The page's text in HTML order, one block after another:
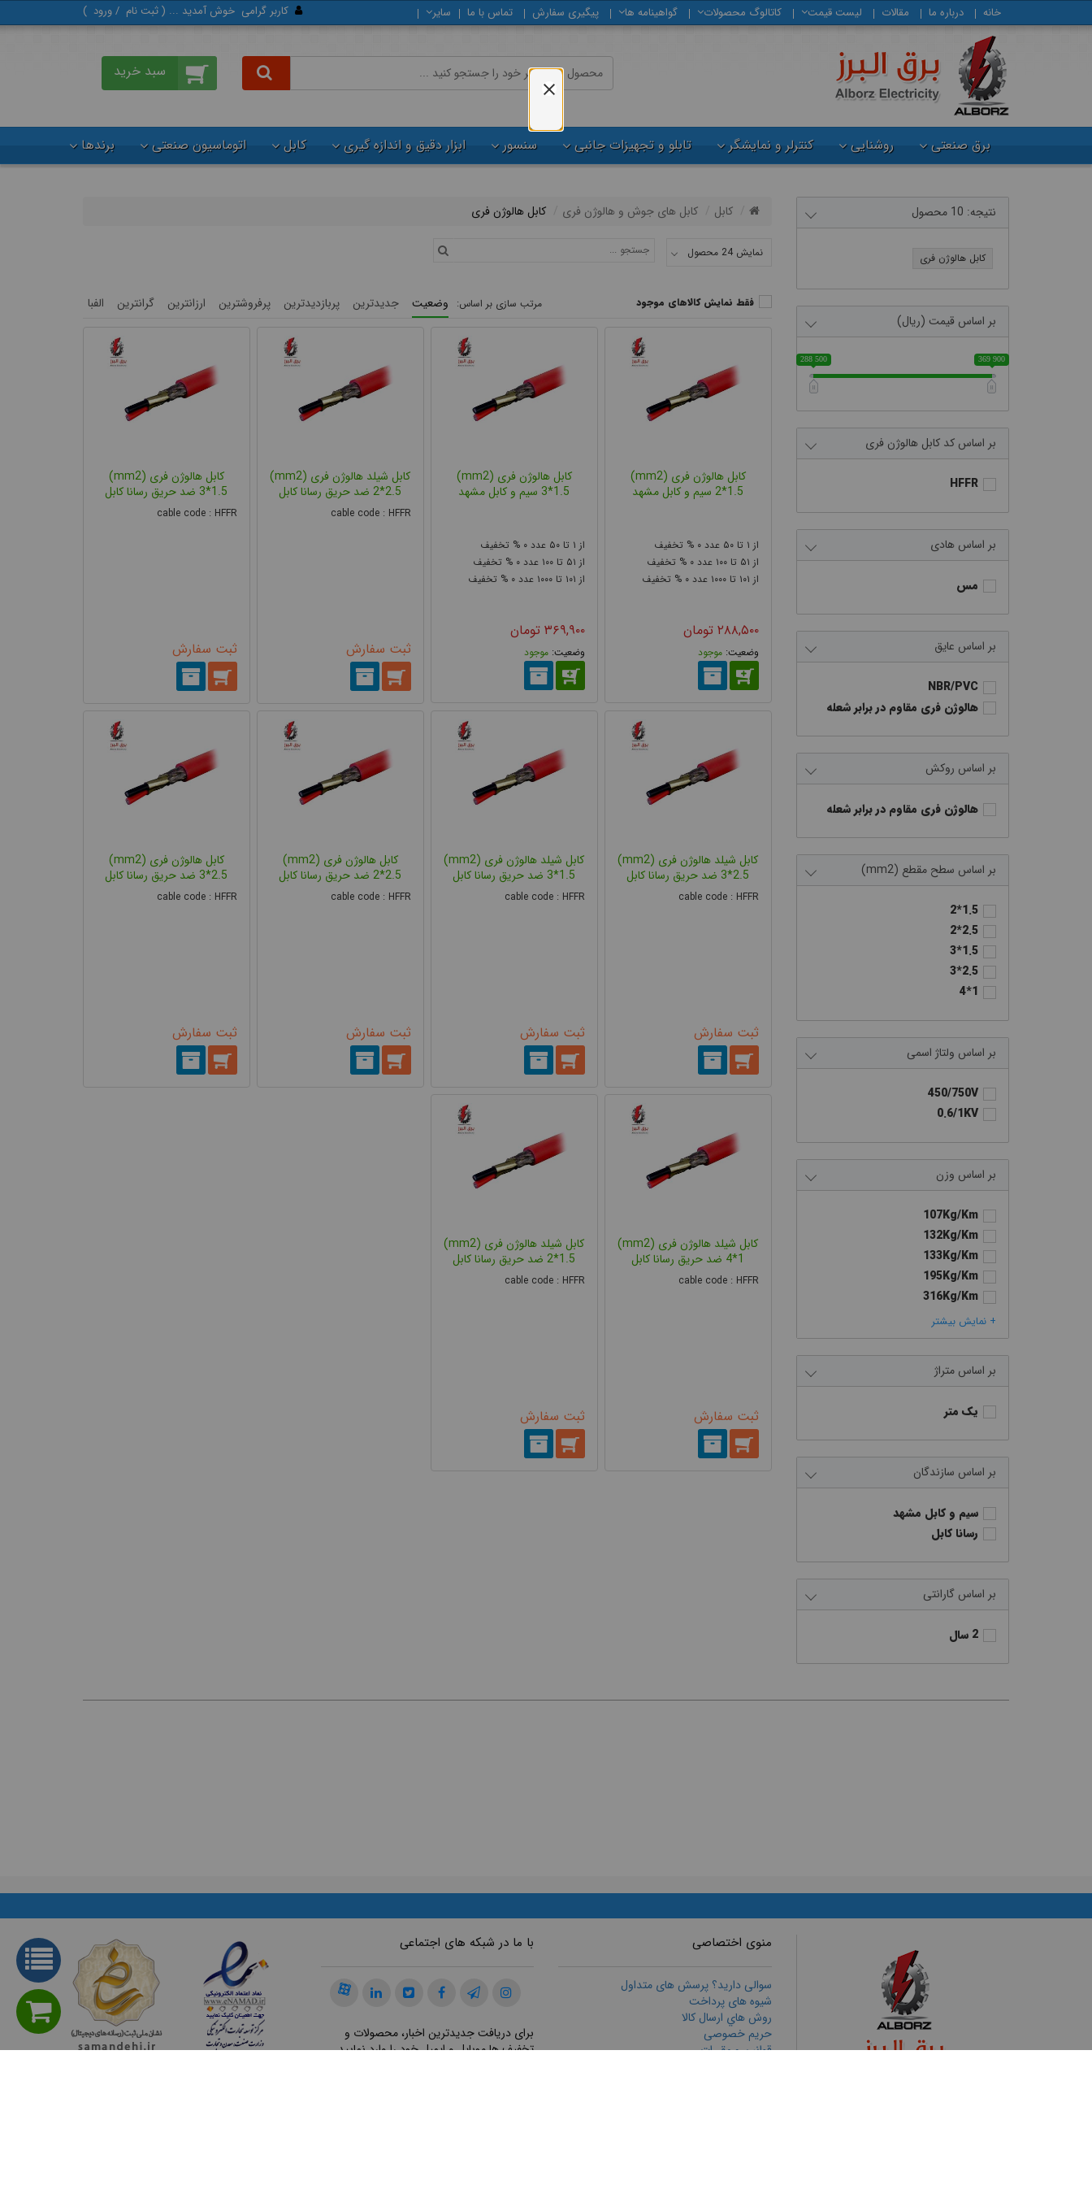
خانه درباره ما مقالات لیست قیمت كاتالوگ محصولات گواهینامه ها پیگیری سفارش تماس با ما سایر کاربر گرامی خوش آمدید ... (ثبت‌ نام /ورود )
برق صنعتی روشنایی کنترلر و نمایشگر تابلو و تجهیزات جانبی سنسور ابزار دقیق و اندازه گیری کابل اتوماسیون صنعتی برندها
کابل کابل های جوش و هالوژن فری کابل هالوژن فری
نمایش 24 محصول
فقط نمایش کالاهای موجود وضعیت جدیدترین پربازدیدترین پرفروشترین ارزانترین گرانترین الفبا
کابل هالوژن فری (mm2)
2*1.5 سیم و کابل مشهد
۱ ۵۰
۰
۵۱
۱۰۰
۰
۱۰۱
۱۰۰۰ ۰
۲۸۸,۵۰۰ تومان
موجود
کابل هالوژن فری (mm2)
3*1.5 سیم و کابل مشهد
۱ ۵۰
۰
۵۱
۱۰۰
۰
۱۰۱
۱۰۰۰ ۰
۳۶۹,۹۰۰ تومان
موجود
کابل شیلد هالوژن فری (mm2)
2*2.5 ضد حریق رسانا کابل
cable code : HFFR
ثبت سفارش
کابل هالوژن فری (mm2)
3*1.5 ضد حریق رسانا کابل
cable code : HFFR
ثبت سفارش
کابل شیلد هالوژن فری (mm2)
3*2.5 ضد حریق رسانا کابل
cable code : HFFR
ثبت سفارش
کابل شیلد هالوژن فری (mm2)
3*1.5 ضد حریق رسانا کابل
cable code : HFFR
ثبت سفارش
کابل هالوژن فری (mm2)
2*2.5 ضد حریق رسانا کابل
cable code : HFFR
ثبت سفارش
کابل هالوژن فری (mm2)
3*2.5 ضد حریق رسانا کابل
cable code : HFFR
ثبت سفارش
کابل شیلد هالوژن فری (mm2)
4*1 ضد حریق رسانا کابل
cable code : HFFR
ثبت سفارش
کابل شیلد هالوژن فری (mm2)
2*1.5 ضد حریق رسانا کابل
cable code : HFFR
ثبت سفارش
نتیجه: 10 محصول
کابل هالوژن فری
بر اساس قیمت (ریال)
288 500 369 900
کد کابل هالوژن فری
HFFR
هادی
مس
عایق
NBR/PVC
هالوژن فری مقاوم در برابر شعله
روکش
هالوژن فری مقاوم در برابر شعله
سطح مقطع (mm2)
1.5*2
2.5*2
1.5*3
2.5*3
1*4
ولتاژ اسمی
450/750V
0.6/1KV
وزن
107Kg/Km
132Kg/Km
133Kg/Km
195Kg/Km
316Kg/Km
412Kg/Km
568Kg/Km
+ نمایش بیشتر
متراژ
یک متر
سازندگان
سیم و کابل مشهد
رسانا کابل
گارانتی
2 سال
منوی اختصاصی
سوالی دارید؟ پرسش های متداول
شیوه های پرداخت
روش هاي ارسال كالا
حریم خصوصی
قوانين و مقررات
با ما در شبکه های اجتماعی
برای دریافت جدیدترین اخبار، محصولات و
تخفیف ها موبایل و ایمیل خود را وارد نمایید.